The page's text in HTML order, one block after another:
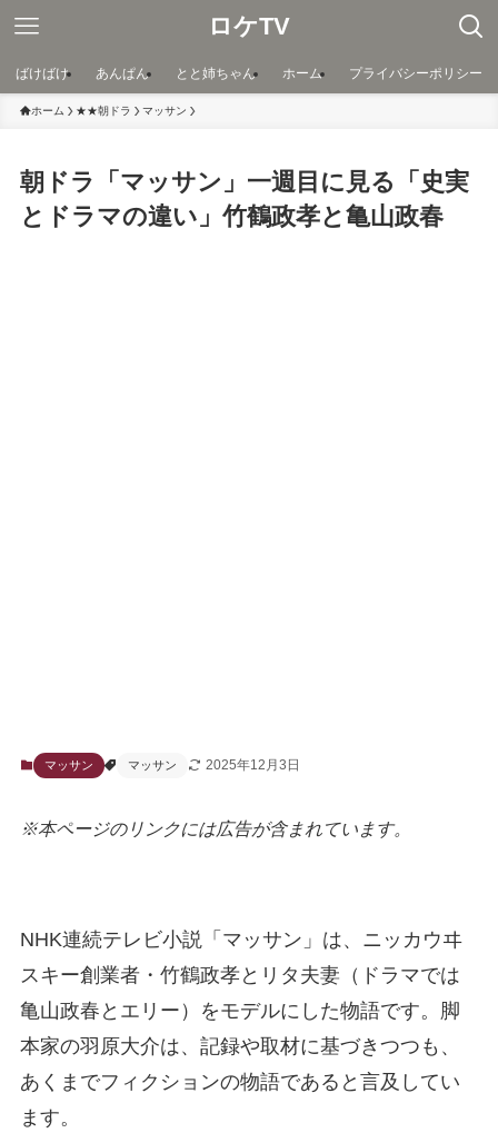
ロケTV
ばけばけ あんぱん とと姉ちゃん ホーム プライバシーポリシー
ホーム ★★朝ドラ マッサン
朝ドラ「マッサン」一週目に見る「史実
とドラマの違い」竹鶴政孝と亀山政春
マッサン マッサン 2025年12月3日
※本ページのリンクには広告が含まれています。
NHK連続テレビ小説「マッサン」は、ニッカウヰ
スキー創業者・竹鶴政孝とリタ夫妻（ドラマでは
亀山政春とエリー）をモデルにした物語です。脚
本家の羽原大介は、記録や取材に基づきつつも、
あくまでフィクションの物語であると言及してい
ます。